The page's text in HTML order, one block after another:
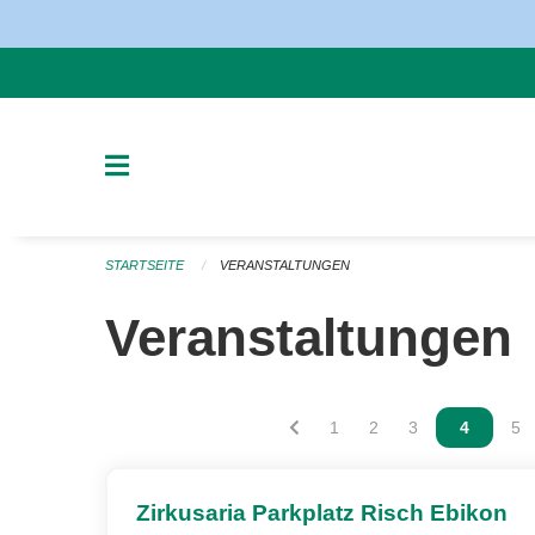
STARTSEITE VERANSTALTUNGEN
Veranstaltungen
Vous êtes sur la page
1 Vous êtes sur la page
2 Vous êtes sur la
3 Vous
4 5
Zirkusaria Parkplatz Risch Ebikon